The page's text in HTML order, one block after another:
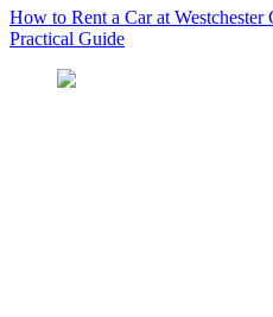
How to Rent a Car at
Practical Guide